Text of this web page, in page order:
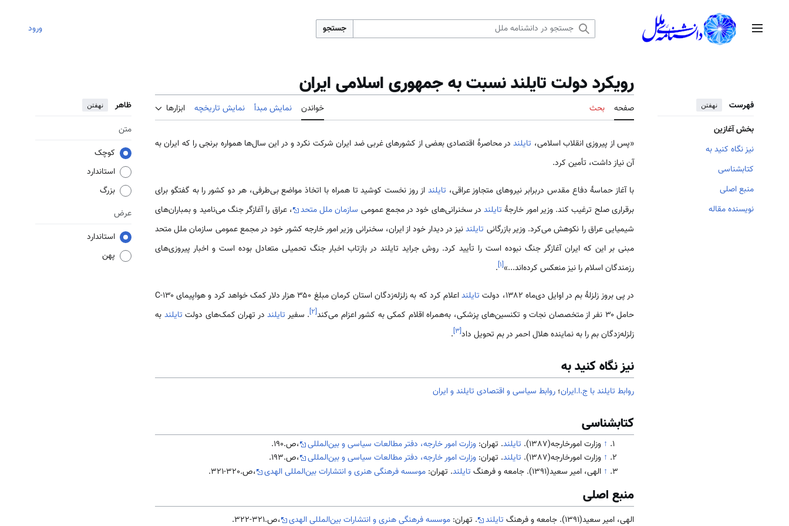
منوی اصلی جستجو ورود
فهرست نهفتن
بخش آغازین
نیز نگاه کنید به
کتابشناسی
منبع اصلی
نویسنده مقاله
رویکرد دولت تایلند نسبت به جمهوری اسلامی ایران
صفحه بحث خواندن نمایش مبدأ نمایش تاریخچه ابزارها ظاهر نهفتن
متن
کوچک
استاندارد
بزرگ
عرض
استاندارد
پهن
«پس از پیروزی انقلاب اسلامی، تایلنددر محاصرهٔ اقتصادی بعضی از کشورهای غربی ضد ایران شرکت نکرد و در این سال‌ها همواره برنجی را که ایران به
آن نیاز داشت، تأمین کرد.
با آغاز حماسهٔ دفاع مقدس دربرابر نیروهای متجاوز عراقی، تایلند از روز نخست کوشید تا همراه با اتخاذ مواضع بی‌طرفی، هر دو کشور را به گفتگو برای
برقراری صلح ترغیب کند. وزیر امور خارجهٔ تایلنددر سخنرانی‌های خود در مجمع عمومی سازمان ملل متحد
، عراق را آغازگر جنگ می‌نامید و بمباران‌های
شیمیایی عراق را نکوهش می‌کرد. وزیر بازرگانی تایلندنیز در دیدار خود از ایران، سخنرانی وزیر امور خارجه کشور خود در مجمع عمومی سازمان ملل متحد
مبنی بر این که ایران آغازگر جنگ نبوده است را تأیید کرد. روش جراید تایلند در بازتاب اخبار جنگ تحمیلی متعادل بوده است و اخبار پیروزی‌های
رزمندگان اسلام را نیز منعکس کرده‌اند...»[۱]
.
در پی بروز زلزلهٔ بم در اوایل دی‌ماه ۱۳۸۲، دولت تایلند
اعلام کرد که به زلزله‌زدگان استان کرمان مبلغ ۳۵۰ هزار دلار کمک خواهد کرد و هواپیمای ۱۳۰-C
حامل ۳۰ نفر از متخصصان نجات و تکنسین‌های پزشکی، به‌همراه اقلام کمکی به کشور اعزام می‌کند
[۲]. سفیر تایلنددر تهران کمک‌های دولت تایلند به
زلزله‌زدگان بم را به نماینده هلال احمر در بم تحویل داد[۳]
.
نیز نگاه کنید به
روابط تایلند با ج.ا.ایران؛ روابط سیاسی و اقتصادی تایلند و ایران
کتابشناسی
↑ وزارت امورخارجه(1387). تایلند. تهران: وزارت امور خارجه، دفتر مطالعات سیاسی و بین‌المللی
،ص.190.
↑ وزارت امورخارجه(1387). تایلند. تهران: وزارت امور خارجه، دفتر مطالعات سیاسی و بین‌المللی
،ص.193.
↑ الهی، امیر سعید(1391). جامعه و فرهنگ تایلند. تهران: موسسه فرهنگی هنری و انتشارات بین‌المللی الهدی ،ص.320-321.
منبع اصلی
الهی، امیر سعید(1391). جامعه و فرهنگ تایلند . تهران: موسسه فرهنگی هنری و انتشارات بین‌المللی الهدی ،ص.321-322.